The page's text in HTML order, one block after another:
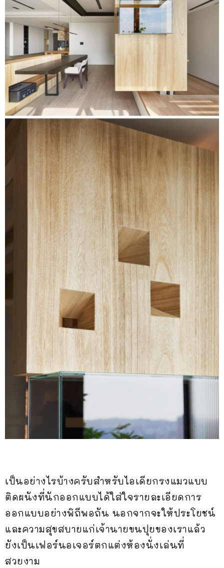
เป็นอย่างไรบ้างครับสำหรับไอเดียกรงแมวแบบ
ติดผนังที่นักออกแบบได้ใส่ใจรายละเอียดการ
ออกแบบอย่างพิถีพอถัน นอกจากจะให้ประโยชน์
และความสุขสบายแก่เจ้านายขนปุยของเราแล้ว
ยังเป็นเฟอร์นอเจอร์ตกแต่งห้องนั่งเล่นที่
สวยงาม